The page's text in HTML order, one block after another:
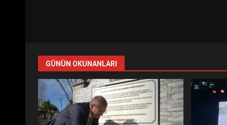
GÜNÜN OKUNANLARI